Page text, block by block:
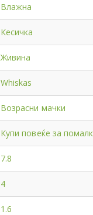
Влажна
Кесичка
Живина
Whiskas
Возрасни мачки
Купи повеќе за
7.8
4
1.6